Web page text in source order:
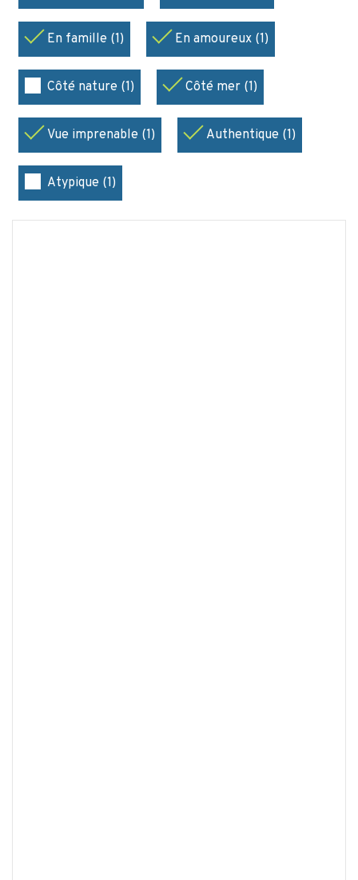
En famille (1) En amoureux (1)
Côté nature (1) Côté mer (1)
Vue imprenable (1) Authentique (1)
Atypique (1)